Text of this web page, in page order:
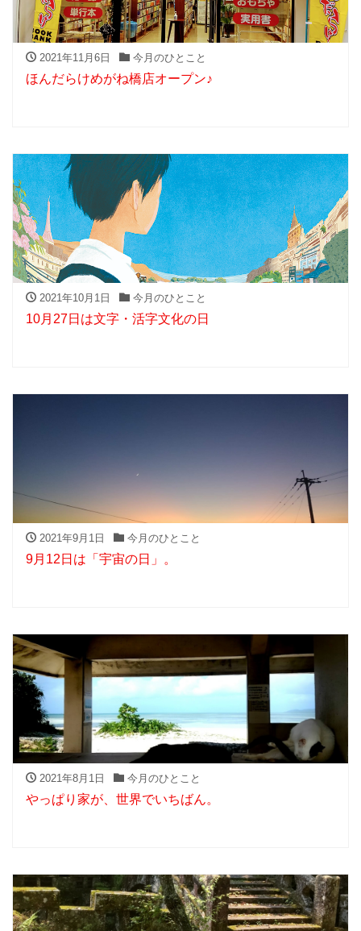
2021年11月6日 今月のひとこと
ほんだらけめがね橋店オープン♪
2021年10月1日 今月のひとこと
10月27日は文字・活字文化の日
2021年9月1日 今月のひとこと
9月12日は「宇宙の日」。
2021年8月1日 今月のひとこと
やっぱり家が、世界でいちばん。